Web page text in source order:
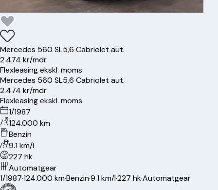
Mercedes 560 SL5,6 Cabriolet aut.
2.474 kr/mdr
Flexleasing ekskl. moms
Mercedes 560 SL5,6 Cabriolet aut.
2.474 kr/mdr
Flexleasing ekskl. moms
1/1987
124.000 km
Benzin
9.1 km/l
227 hk
Automatgear
1/1987·124.000 km·Benzin·9.1 km/l·227 hk·Automatgear